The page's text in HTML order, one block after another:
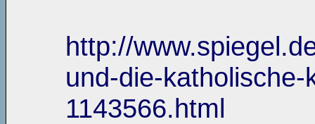
http://
und-die-
1143566.html